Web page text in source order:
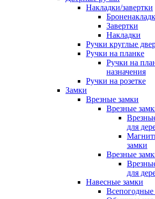
Накладки/завертки
Завертки
Накладки
Ручки круглые
Ручки на планке
Ручки на
назначения
Ручки на розетке
Замки
Врезные замки
Врезные
для
замки
Врезные
для
Навесные замки
Всепогодные